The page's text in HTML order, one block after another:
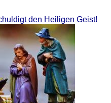
den Heiligen Geist!